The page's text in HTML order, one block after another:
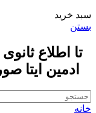
سبد خرید
بستن
تا اطلاع
ادمین ایتا صورت
خانه